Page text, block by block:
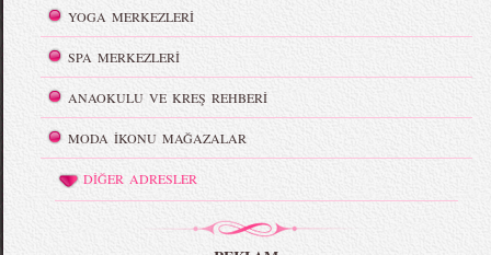
YOGA MERKEZLERİ
SPA MERKEZLERİ
ANAOKULU VE KREŞ REHBERİ
MODA İKONU MAĞAZALAR
DİĞER ADRESLER